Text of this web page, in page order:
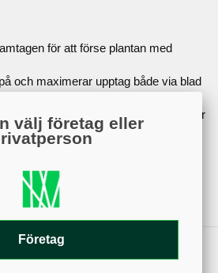
för att förse plantan med
och maximerar upptag både via blad
under vår och höst när rotsystemet är
kalcium
välj företag eller
Företag